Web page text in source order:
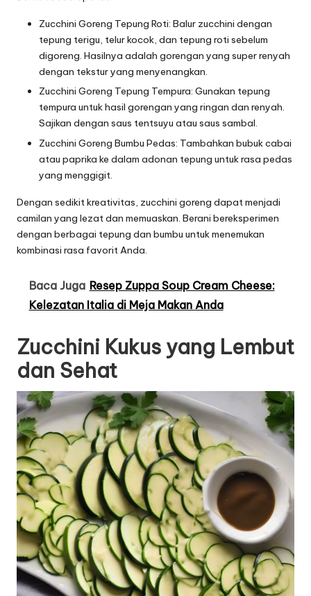
Zucchini Goreng Tepung Roti: Balur zucchini dengan
tepung terigu, telur kocok, dan tepung roti sebelum
digoreng. Hasilnya adalah gorengan yang super renyah
dengan tekstur yang menyenangkan.
Zucchini Goreng Tepung Tempura: Gunakan tepung
tempura untuk hasil gorengan yang ringan dan renyah.
Sajikan dengan saus tentsuyu atau saus sambal.
Zucchini Goreng Bumbu Pedas: Tambahkan bubuk cabai
atau paprika ke dalam adonan tepung untuk rasa pedas
yang menggigit.
Dengan sedikit kreativitas, zucchini goreng dapat menjadi
camilan yang lezat dan memuaskan. Berani bereksperimen
dengan berbagai tepung dan bumbu untuk menemukan
kombinasi rasa favorit Anda.
Baca Juga Resep Zuppa Soup Cream Cheese:
Kelezatan Italia di Meja Makan Anda
Zucchini Kukus yang Lembut
dan Sehat